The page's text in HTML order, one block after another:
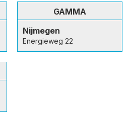
GAMMA
Nijmegen
Energieweg 22